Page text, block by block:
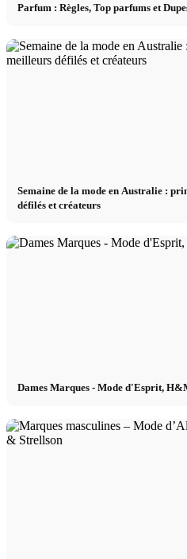
Parfum : Règles, Top parfums et
Semaine de la mode en Australie :
défilés et créateurs
Dames Marques - Mode d'Esprit,